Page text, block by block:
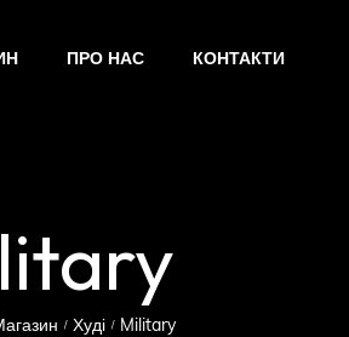
ПРО НАС КОНТАКТИ
/ Худі / Military